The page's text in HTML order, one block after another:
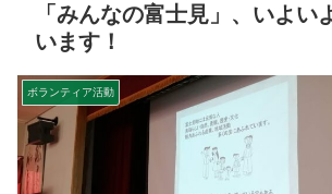
「みんなの富士見」、いよい
います！
ボランティア活動